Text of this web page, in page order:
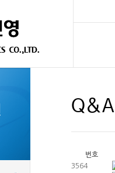
Q&A
번호
3564